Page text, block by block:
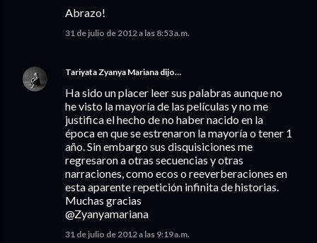
Abrazo!
31 de julio de 2012 a las 8:53 a.m.
Tariyata Zyanya Mariana dijo…
Ha sido un placer leer sus palabras aunque no
he visto la mayoría de las películas y no me
justifica el hecho de no haber nacido en la
época en que se estrenaron la mayoría o tener 1
año. Sin embargo sus disquisiciones me
regresaron a otras secuencias y otras
narraciones, como ecos o reeverberaciones en
esta aparente repetición infinita de historias.
Muchas gracias
@Zyanyamariana
31 de julio de 2012 a las 9:19 a.m.